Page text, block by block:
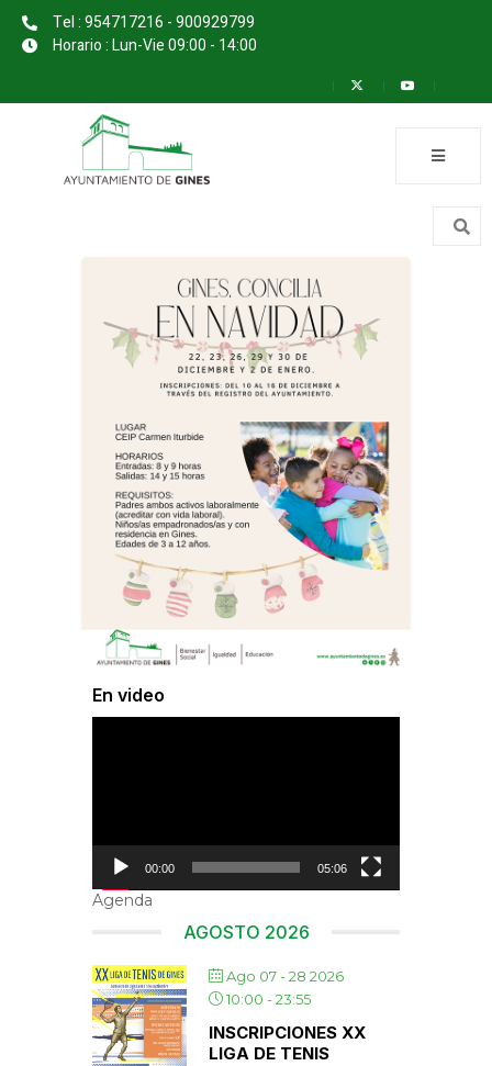
Tel : 954717216 - 900929799
Horario : Lun-Vie 09:00 - 14:00
En video
00:00 05:06
Agenda
AGOSTO 2026
Ago 07 - 28 2026
10:00 -23:55
INSCRIPCIONES XX
LIGA DE TENIS